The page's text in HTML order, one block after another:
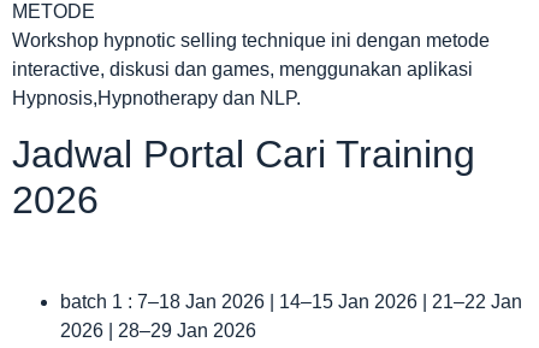
METODE
Workshop hypnotic selling technique ini dengan metode
interactive, diskusi dan games, menggunakan aplikasi
Hypnosis,Hypnotherapy dan NLP.
Jadwal Portal Cari Training
2026
batch 1 : 7–18 Jan 2026 | 14–15 Jan 2026 | 21–22 Jan
2026 | 28–29 Jan 2026